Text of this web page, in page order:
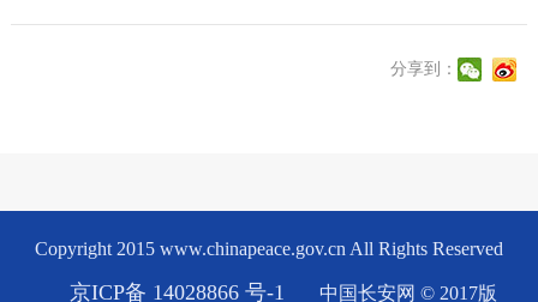
分享到：
Copyright 2015 www.chinapeace.gov.cn All Rights Reserved
京ICP备 14028866 号-1 中国长安网 © 2017版